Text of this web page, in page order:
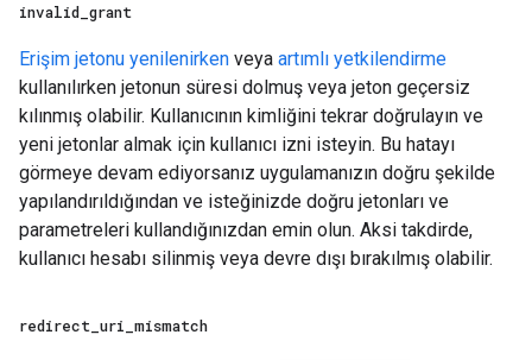
invalid grant
Erişim jetonu yenilenirken veya artımlı yetkilendirme
kullanılırken jetonun süresi dolmuş veya jeton geçersiz
kılınmış olabilir. Kullanıcının kimliğini tekrar doğrulayın ve
yeni jetonlar almak için kullanıcı izni isteyin. Bu hatayı
görmeye devam ediyorsanız uygulamanızın doğru şekilde
yapılandırıldığından ve isteğinizde doğru jetonları ve
parametreleri kullandığınızdan emin olun. Aksi takdirde,
kullanıcı hesabı silinmiş veya devre dışı bırakılmış olabilir.
redirect uri mismatch